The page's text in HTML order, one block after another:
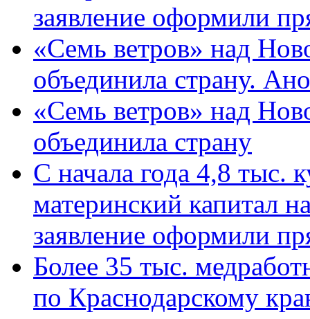
заявление оформили
«Семь ветров» над
объединила страну.
«Семь ветров» над
объединила страну
С начала года 4,8 тыс.
материнский капитал
заявление оформили
Более 35 тыс.
по Краснодарскому